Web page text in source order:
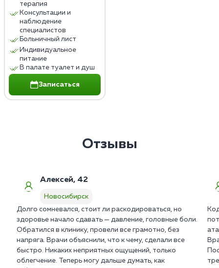
терапия
Консультации и
наблюдение
специалистов
Больничный лист
Индивидуальное
питание
В палате туалет и душ
Записаться
Отзывы
Алексей, 42
Новосибирск
Долго сомневался, стоит ли раскодироваться, но
здоровье начало сдавать — давление, головные боли.
Обратился в клинику, провели все грамотно, без
напряга. Врачи объяснили, что к чему, сделали все
быстро. Никаких неприятных ощущений, только
облегчение. Теперь могу дальше думать, как